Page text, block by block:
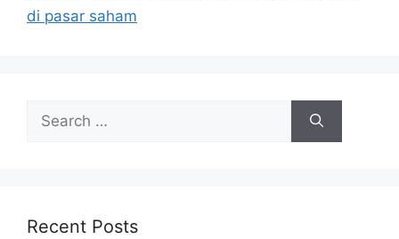
s
di pasar saham
h
Recent Posts